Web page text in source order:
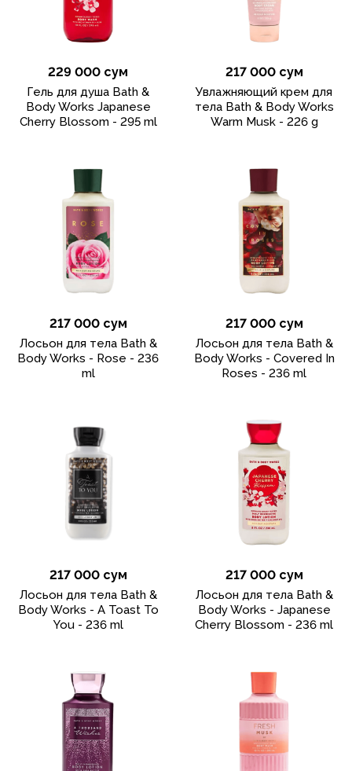
229 000 сум
Гель для душа Bath &
Body Works Japanese
Cherry Blossom - 295 ml
217 000 сум
Увлажняющий крем для
тела Bath & Body Works
Warm Musk - 226 g
217 000 сум
Лосьон для тела Bath &
Body Works - Rose - 236
ml
217 000 сум
Лосьон для тела Bath &
Body Works - Covered In
Roses - 236 ml
217 000 сум
Лосьон для тела Bath &
Body Works - A Toast To
You - 236 ml
217 000 сум
Лосьон для тела Bath &
Body Works - Japanese
Cherry Blossom - 236 ml